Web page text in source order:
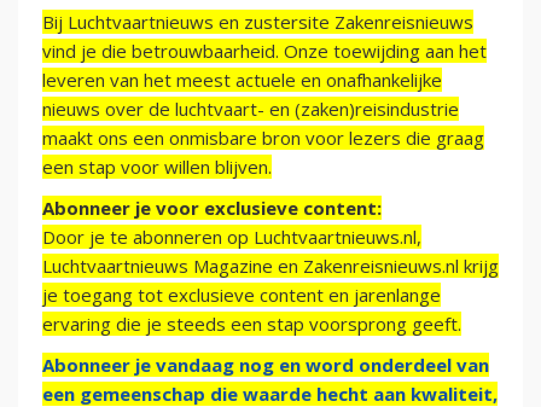
Bij Luchtvaartnieuws en zustersite Zakenreisnieuws
vind je die betrouwbaarheid. Onze toewijding aan het
leveren van het meest actuele en onafhankelijke
nieuws over de luchtvaart- en (zaken)reisindustrie
maakt ons een onmisbare bron voor lezers die graag
een stap voor willen blijven.
Abonneer je voor exclusieve content:
Door je te abonneren op Luchtvaartnieuws.nl,
Luchtvaartnieuws Magazine en Zakenreisnieuws.nl krijg
je toegang tot exclusieve content en jarenlange
ervaring die je steeds een stap voorsprong geeft.
Abonneer je vandaag nog en word onderdeel van
een gemeenschap die waarde hecht aan kwaliteit,